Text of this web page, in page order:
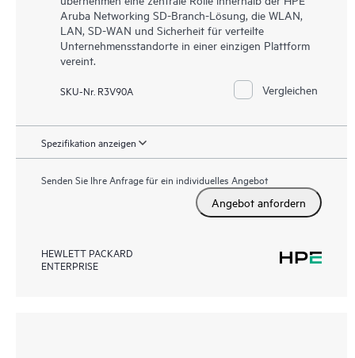
Aruba Networking SD-Branch-Lösung, die WLAN,
LAN, SD-WAN und Sicherheit für verteilte
Unternehmensstandorte in einer einzigen Plattform
vereint.
SKU-Nr. R3V90A Vergleichen
Spezifikation anzeigen
Senden Sie Ihre Anfrage für ein individuelles Angebot
Angebot anfordern
HEWLETT PACKARD
ENTERPRISE